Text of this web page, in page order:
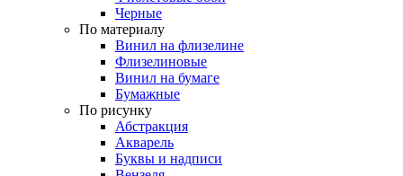
Черные
По материалу
Винил на флизелине
Флизелиновые
Винил на бумаге
Бумажные
По рисунку
Абстракция
Акварель
Буквы и надписи